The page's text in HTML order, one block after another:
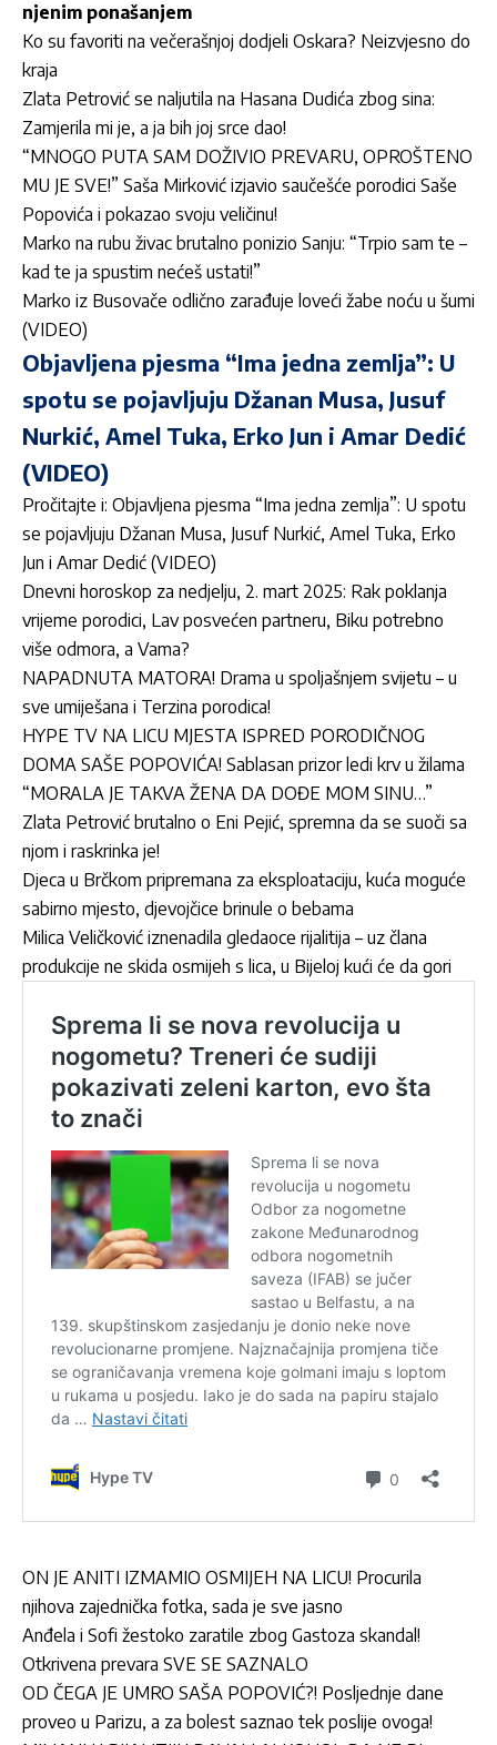
njenim ponašanjem
Ko su favoriti na večerašnjoj dodjeli Oskara? Neizvjesno do
kraja
Zlata Petrović se naljutila na Hasana Dudića zbog sina:
Zamjerila mi je, a ja bih joj srce dao!
“MNOGO PUTA SAM DOŽIVIO PREVARU, OPROŠTENO
MU JE SVE!” Saša Mirković izjavio saučešće porodici Saše
Popovića i pokazao svoju veličinu!
Marko na rubu živac brutalno ponizio Sanju: “Trpio sam te –
kad te ja spustim nećeš ustati!”
Marko iz Busovače odlično zarađuje loveći žabe noću u šumi
(VIDEO)
Objavljena pjesma “Ima jedna zemlja”: U
spotu se pojavljuju Džanan Musa, Jusuf
Nurkić, Amel Tuka, Erko Jun i Amar Dedić
(VIDEO)
Pročitajte i: Objavljena pjesma “Ima jedna zemlja”: U spotu
se pojavljuju Džanan Musa, Jusuf Nurkić, Amel Tuka, Erko
Jun i Amar Dedić (VIDEO)
Dnevni horoskop za nedjelju, 2. mart 2025: Rak poklanja
vrijeme porodici, Lav posvećen partneru, Biku potrebno
više odmora, a Vama?
NAPADNUTA MATORA! Drama u spoljašnjem svijetu – u
sve umiješana i Terzina porodica!
HYPE TV NA LICU MJESTA ISPRED PORODIČNOG
DOMA SAŠE POPOVIĆA! Sablasan prizor ledi krv u žilama
“MORALA JE TAKVA ŽENA DA DOĐE MOM SINU…”
Zlata Petrović brutalno o Eni Pejić, spremna da se suoči sa
njom i raskrinka je!
Djeca u Brčkom pripremana za eksploataciju, kuća moguće
sabirno mjesto, djevojčice brinule o bebama
Milica Veličković iznenadila gledaoce rijalitija – uz člana
produkcije ne skida osmijeh s lica, u Bijeloj kući će da gori
ON JE ANITI IZMAMIO OSMIJEH NA LICU! Procurila
njihova zajednička fotka, sada je sve jasno
Anđela i Sofi žestoko zaratile zbog Gastoza skandal!
Otkrivena prevara SVE SE SAZNALO
OD ČEGA JE UMRO SAŠA POPOVIĆ?! Posljednje dane
proveo u Parizu, a za bolest saznao tek poslije ovoga!